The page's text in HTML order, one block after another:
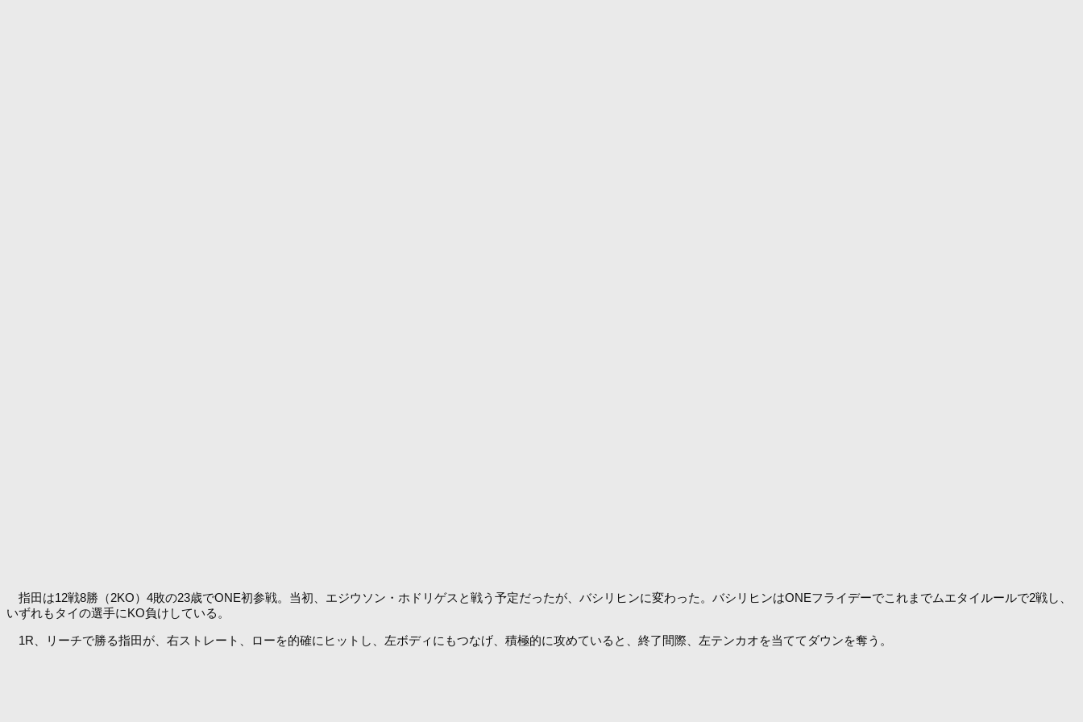
指田は12戦8勝（2KO）4敗の23歳でONE初参戦。当初、エジウソン・ホドリゲスと戦う予定だったが、バシリヒンに変わった。バシリヒンはONEフライデーでこれまでムエタイルールで2戦し、
いずれもタイの選手にKO負けしている。
1R、リーチで勝る指田が、右ストレート、ローを的確にヒットし、左ボディにもつなげ、積極的に攻めていると、終了間際、左テンカオを当ててダウンを奪う。